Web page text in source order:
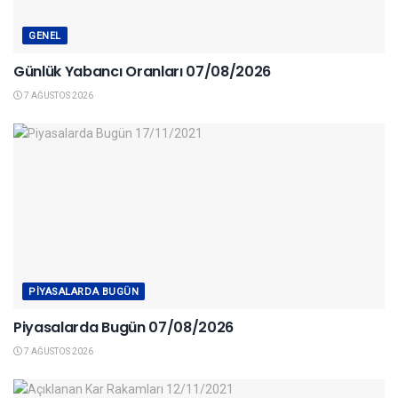
GENEL
Günlük Yabancı Oranları 07/08/2026
7 AĞUSTOS 2026
PIYASALARDA BUGÜN
Piyasalarda Bugün 07/08/2026
7 AĞUSTOS 2026